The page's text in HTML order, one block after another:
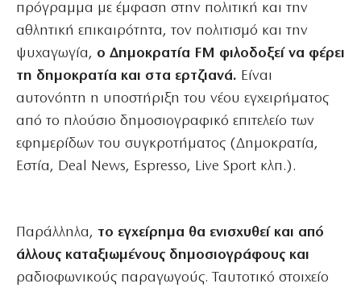
πρόγραμμα με έμφαση στην πολιτική και την
αθλητική επικαιρότητα, τον πολιτισμό και την
ψυχαγωγία, ο Δημοκρατία FM φιλοδοξεί να φέρει
τη δημοκρατία και στα ερτζιανά. Είναι
αυτονόητη η υποστήριξη του νέου εγχειρήματος
από το πλούσιο δημοσιογραφικό επιτελείο των
εφημερίδων του συγκροτήματος (Δημοκρατία,
Εστία, Deal News, Espresso, Live Sport κλπ.).
Παράλληλα, το εγχείρημα θα ενισχυθεί και από
άλλους καταξιωμένους δημοσιογράφους και
ραδιοφωνικούς παραγωγούς. Ταυτοτικό στοιχείο